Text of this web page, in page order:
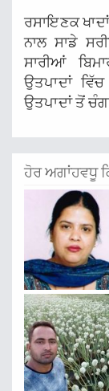
ਰਸਾਇਣਕ
ਨਾਲ ਸਾਡੇ
ਸਾਰੀਆਂ
ਉਤਪਾਦਾਂ
ਉਤਪਾਦਾਂ ਤੋਂ
ਹੋਰ ਅਗਾਂਹਵਧੂ